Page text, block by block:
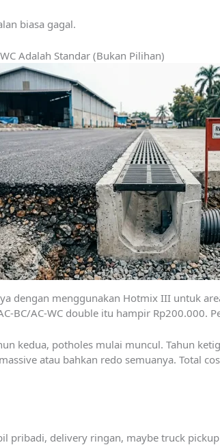
biasa gagal.
Adalah Standar (Bukan Pilihan)
dengan menggunakan Hotmix III untuk
BC/AC-WC double itu hampir Rp200.000.
kedua, potholes mulai muncul. Tahun
atau bahkan redo semuanya. Total
delivery ringan, maybe truck